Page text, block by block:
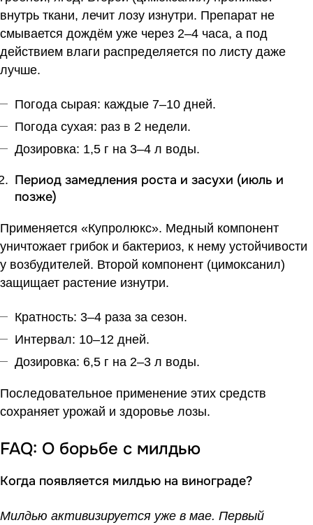
внутрь ткани, лечит лозу изнутри. Препарат не
смывается дождём уже через 2–4 часа, а под
действием влаги распределяется по листу даже
лучше.
Погода сырая: каждые 7–10 дней.
Погода сухая: раз в 2 недели.
Дозировка: 1,5 г на 3–4 л воды.
Период замедления роста и засухи (июль и
позже)
Применяется «Купролюкс». Медный компонент
уничтожает грибок и бактериоз, к нему устойчивости
у возбудителей. Второй компонент (цимоксанил)
защищает растение изнутри.
Кратность: 3–4 раза за сезон.
Интервал: 10–12 дней.
Дозировка: 6,5 г на 2–3 л воды.
Последовательное применение этих средств
сохраняет урожай и здоровье лозы.
FAQ: О борьбе с милдью
Когда появляется милдью на винограде?
Милдью активизируется уже в мае. Первый